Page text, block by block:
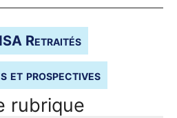
Retraités
et prospectives
rubrique